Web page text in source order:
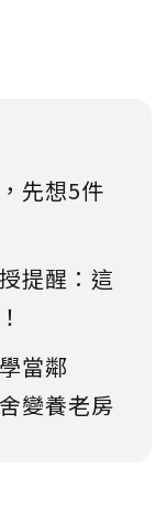
先想5件
提醒：這
當鄰
變養老房